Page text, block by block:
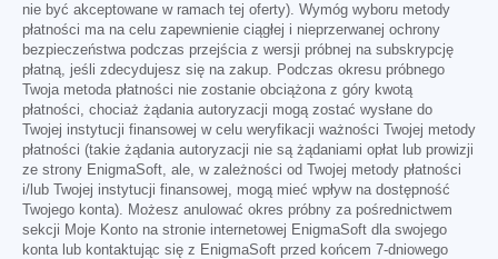
nie być akceptowane w ramach tej oferty). Wymóg wyboru metody
płatności ma na celu zapewnienie ciągłej i nieprzerwanej ochrony
bezpieczeństwa podczas przejścia z wersji próbnej na subskrypcję
płatną, jeśli zdecydujesz się na zakup. Podczas okresu próbnego
Twoja metoda płatności nie zostanie obciążona z góry kwotą
płatności, chociaż żądania autoryzacji mogą zostać wysłane do
Twojej instytucji finansowej w celu weryfikacji ważności Twojej metody
płatności (takie żądania autoryzacji nie są żądaniami opłat lub prowizji
ze strony EnigmaSoft, ale, w zależności od Twojej metody płatności
i/lub Twojej instytucji finansowej, mogą mieć wpływ na dostępność
Twojego konta). Możesz anulować okres próbny za pośrednictwem
sekcji Moje Konto na stronie internetowej EnigmaSoft dla swojego
konta lub kontaktując się z EnigmaSoft przed końcem 7-dniowego